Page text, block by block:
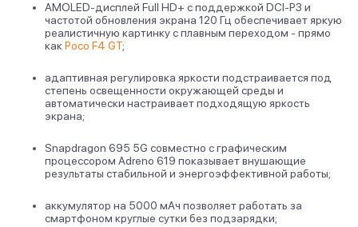
AMOLED-дисплей Full HD+ с поддержкой DCI-P3 и
частотой обновления экрана 120 Гц обеспечивает яркую
реалистичную картинку с плавным переходом - прямо
какPoco F4 GT;
адаптивная регулировка яркости подстраивается под
степень освещенности окружающей среды и
автоматически настраивает подходящую яркость
экрана;
Snapdragon 695 5G совместно с графическим
процессором Adreno 619 показывает внушающие
результаты стабильной и энергоэффективной работы;
аккумулятор на 5000 мАч позволяет работать за
смартфоном круглые сутки без подзарядки;